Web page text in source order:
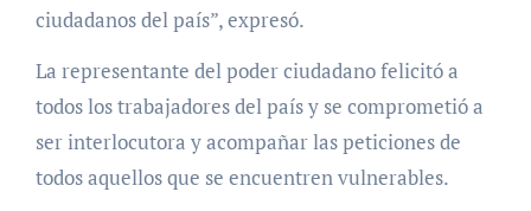
ciudadanos del país”, expresó.
La representante del poder ciudadano felicitó a
todos los trabajadores del país y se comprometió a
ser interlocutora y acompañar las peticiones de
todos aquellos que se encuentren vulnerables.